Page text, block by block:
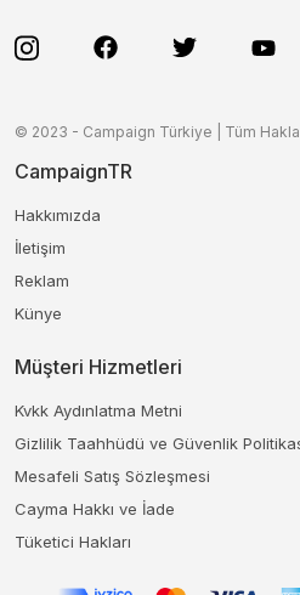
© 2023 - Campaign Türkiye | Tüm
CampaignTR
Hakkımızda
İletişim
Reklam
Künye
Müşteri Hizmetleri
Kvkk Aydınlatma Metni
Gizlilik Taahhüdü ve Güvenlik
Mesafeli Satış Sözleşmesi
Cayma Hakkı ve İade
Tüketici Hakları